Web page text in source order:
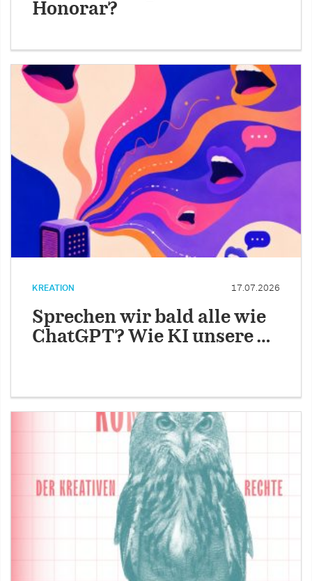
Honorar?
KREATION 17.07.2026
Sprechen wir bald alle wie
ChatGPT? Wie KI unsere …